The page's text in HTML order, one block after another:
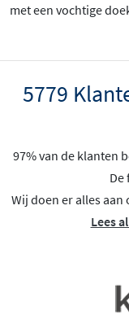
met een vochtige
5779
97% van de klanten
De
Wij doen er alles
Lees